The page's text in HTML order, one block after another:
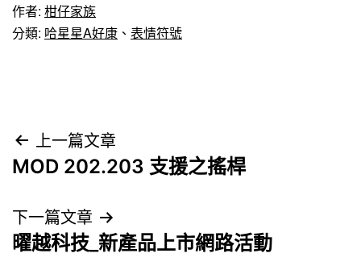
作者: 柑仔家族
分類: 哈星星A好康 、 表情符號
文
章
導
覽
上一篇文章
MOD 202.203 支援之搖桿
下一篇文章
曜越科技_新產品上市網路活動